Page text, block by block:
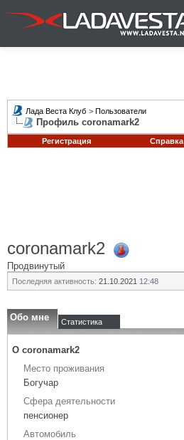
Лада Веста Клуб > Пользователи
Профиль coronamark2
Регистрация Справка
coronamark2
Продвинутый
Последняя активность: 21.10.2021 12:48
Обо мне Статистика
О coronamark2
Место проживания
Богучар
Сфера деятельности
пенсионер
Автомобиль